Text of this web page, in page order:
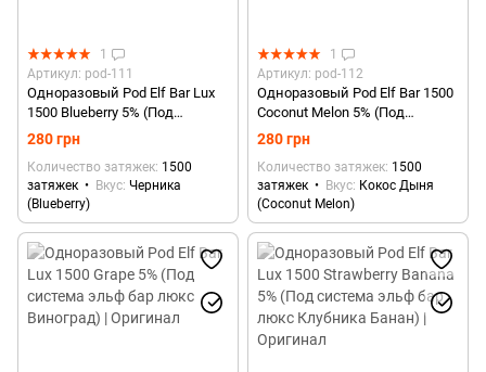
1
Артикул: pod-111
Одноразовый Pod Elf Bar Lux
1500 Blueberry 5% (Под
система эльф бар люкс
Черника) | Оригинал
280 грн
Количество затяжек 1500
затяжек
Вкус Черника
(Blueberry)
1
Артикул: pod-112
Одноразовый Pod Elf Bar 1500
Coconut Melon 5% (Под
система эльф бар Кокос
Дыня) | Оригинал
280 грн
Количество затяжек 1500
затяжек
Вкус Кокос Дыня
(Coconut Melon)